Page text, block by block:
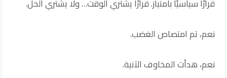
قرارًا سياسيًا بامتياز. قرارًا يشتري الوقت… ولا يشتري الحل.
نعم، تم امتصاص الغضب.
نعم، هدأت المخاوف الآنية.